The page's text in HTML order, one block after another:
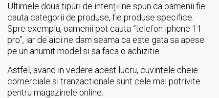
Ultimele doua tipuri de intenții ne spun ca oamenii fie
cauta categorii de produse, fie produse specifice.
Spre exemplu, oamenii pot cauta ”telefon iphone 11
pro”, iar de aici ne dam seama ca este gata sa apese
pe un anumit model si sa faca o achizitie.
Astfel, avand in vedere acest lucru, cuvintele cheie
comerciale si tranzactionale sunt cele mai potrivite
pentru magazinele online.